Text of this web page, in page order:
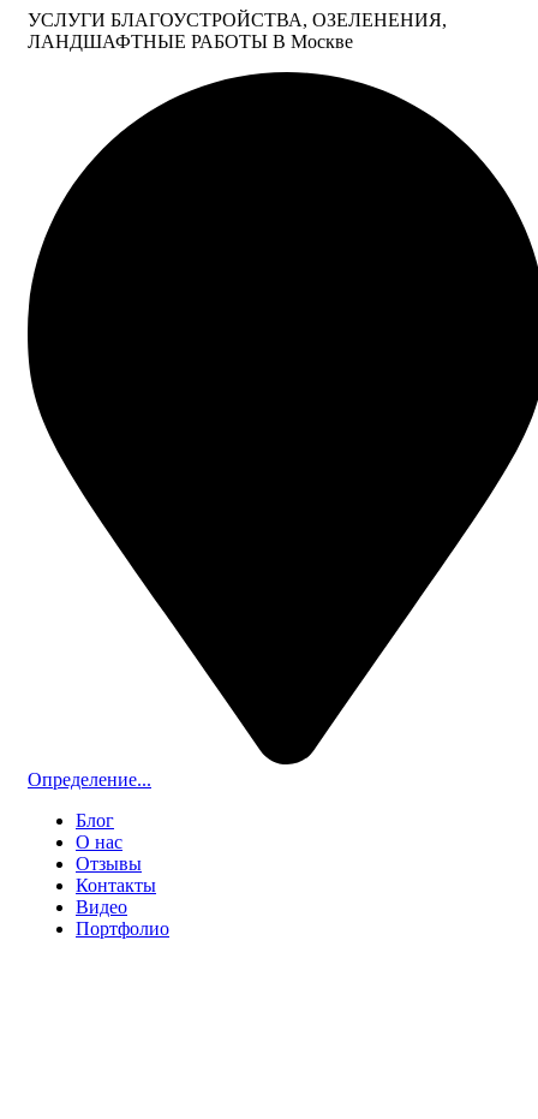
УСЛУГИ БЛАГОУСТРОЙСТВА, ОЗЕЛЕНЕНИЯ,
ЛАНДШАФТНЫЕ РАБОТЫ В Москве
Определение...
Блог
О нас
Отзывы
Контакты
Видео
Портфолио